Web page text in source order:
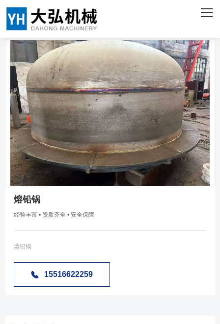
网站首页
产品中心
客户案例
企业实力
新闻资讯
联系我们
ENGLISH
熔铅锅
经验丰富 • 资质齐全 • 安全保障
熔铅锅
15516622259